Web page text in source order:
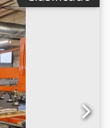
Cámara de
automático
láser:
Flex +